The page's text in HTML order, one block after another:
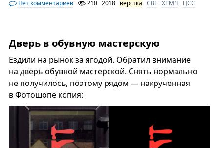
Нет комментариев 210 2018 вёрстка СВГ ХТМЛ ЦСС
Дверь в обувную мастерскую
Ездили на рынок за ягодой. Обратил внимание
на дверь обувной мастерской. Снять нормально
не получилось, поэтому рядом — накрученная
в Фотошопе копия: